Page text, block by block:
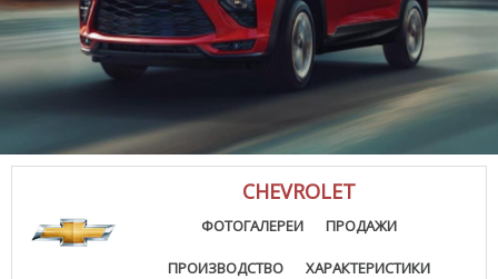
CHEVROLET
ФОТОГАЛЕРЕИ ПРОДАЖИ
ПРОИЗВОДСТВО ХАРАКТЕРИСТИКИ